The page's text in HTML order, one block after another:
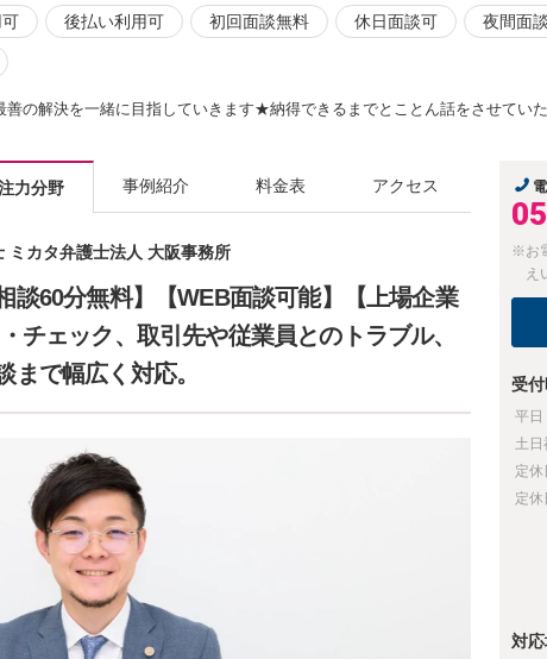
後払い利用可 初回面談無料 休日面談可 夜間面
善の解決を一緒に目指していきます★納得できるまでとことん話をさせてい
力分野 事例紹介 料金表 アクセス
ミカタ弁護士法人 大阪事務所
談60分無料】【WEB面談可能】【上場企業
チェック、取引先や従業員とのトラブル、
で幅広く対応。
※お
え
受付
平日
土日
定休
定休
対